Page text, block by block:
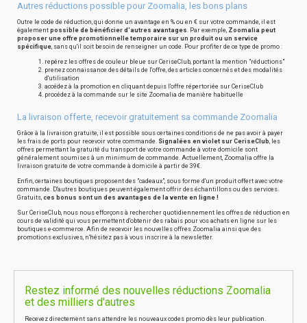
Autres réductions possible pour Zoomalia, les bons plans
Outre le code de réduction, qui donne un avantage en % ou en € sur votre commande, il est
également possible de bénéficier d'autres avantages. Par exemple, Zoomalia peut
proposer une offre promotionnelle temporaire sur un produit ou un service
spécifique, sans qu'il soit besoin de renseigner un code. Pour profiter de ce type de promo :
repérez les offres de couleur bleue sur CeriseClub, portant la mention "réductions"
prenez connaissance des détails de l'offre, des articles concernés et des modalités
d'utilisation
accédez à la promotion en cliquant depuis l'offre répertoriée sur CeriseClub
procédez à la commande sur le site Zoomalia de manière habituelle
La livraison offerte, recevoir gratuitement sa commande Zoomalia
Grâce à la livraison gratuite, il est possible sous certaines conditions de ne pas avoir à payer
les frais de ports pour recevoir votre commande. Signalées en violet sur CeriseClub, les
offres permettant la gratuité du transport de votre commande à votre domicile sont
généralement soumises à un minimum de commande. Actuellement, Zoomalia offre la
livraison gratuite de votre commande à domicile à partir de 39€.
Enfin, certaines boutiques proposent des "cadeaux", sous forme d'un produit offert avec votre
commande. D'autres boutiques peuvent également offrir des échantillons ou des services.
Gratuits, ces bonus sont un des avantages de la vente en ligne !
Sur CeriseClub, nous nous efforçons à rechercher quotidiennement les offres de réduction en
cours de validité qui vous permettent d'obtenir des rabais pour vos achats en ligne sur les
boutiques e-commerce. Afin de recevoir les nouvelles offres Zoomalia ainsi que des
promotions exclusives, n'hésitez pas à vous inscrire à la newsletter.
Restez informé des nouvelles réductions Zoomalia
et des milliers d'autres
Recevez directement sans attendre les nouveaux codes promo dès leur publication.